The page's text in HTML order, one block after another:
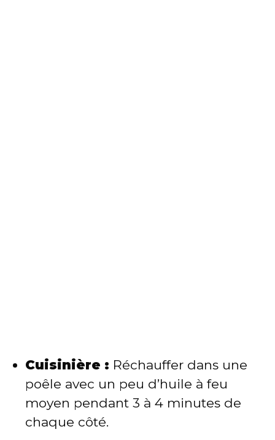
Cuisinière : Réchauffer dans une
poêle avec un peu d’huile à feu
moyen pendant 3 à 4 minutes de
chaque côté.